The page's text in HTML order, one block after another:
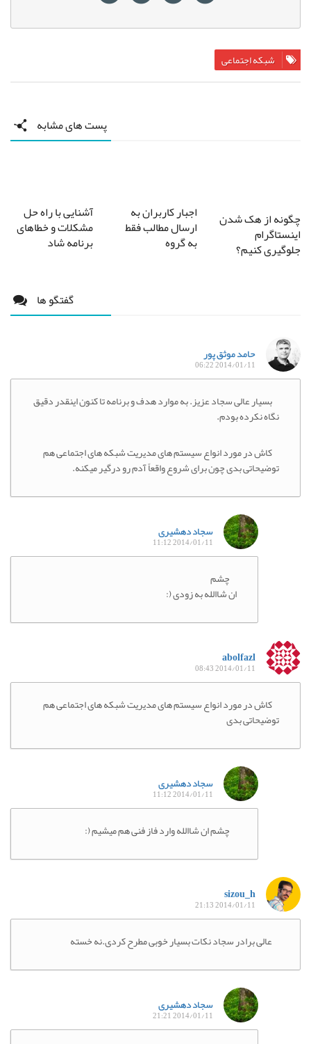
شبکه اجتماعی
پست های مشابه
چگونه از هک شدن
اینستاگرام
جلوگیری کنیم؟
اجبار کاربران به
ارسال مطالب فقط
به گروه
آشنایی با راه حل
مشکلات و خطاهای
برنامه شاد
گفتگو ها
حامد موثق پور
2014/01/11 06:22
بسیار عالی سجاد عزیز. به موارد هدف و برنامه تا کنون اینقدر دقیق
نگاه نکرده بودم.
کاش در مورد انواع سیستم های مدیریت شبکه های اجتماعی هم
توضیحاتی بدی چون برای شروع واقعاً آدم رو درگیر میکنه.
سجاد دهشیری
2014/01/11 11:12
چشم
ان شاالله به زودی (:
abolfazl
2014/01/11 08:43
کاش در مورد انواع سیستم های مدیریت شبکه های اجتماعی هم
توضیحاتی بدی
سجاد دهشیری
2014/01/11 11:12
چشم ان شاالله وارد فاز فنی هم میشیم (:
sizou_h
2014/01/11 21:13
عالی برادر سجاد نکات بسیار خوبی مطرح کردی.نه خسته
سجاد دهشیری
2014/01/11 21:21